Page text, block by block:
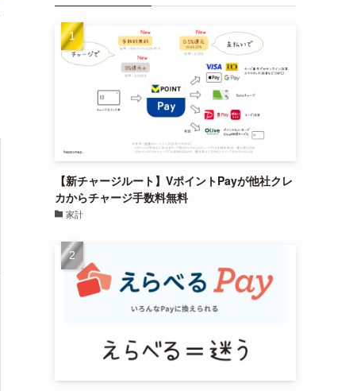
【新チャージルート】VポイントPayが他社クレ
カからチャージ手数料無料
家計